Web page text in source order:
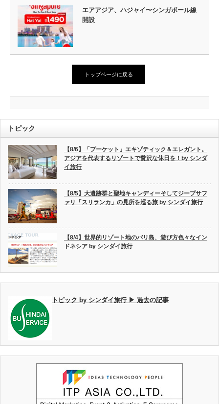
エアアジア、ハジャイ〜シンガポール線
開設
トップページに戻る
トピック
【8/6】「プーケット」エキゾティック＆エレガント。
アジアを代表するリゾートで贅沢な休日を！by シンダ
イ旅行
【8/5】大遺跡群と聖地キャンディーそしてジープサフ
ァリ「スリランカ」の見所を巡る旅 by シンダイ旅行
【8/4】世界的リゾート地のバリ島、遊び方色々なイン
ドネシア by シンダイ旅行
トピック by シンダイ旅行 ▶ 過去の記事